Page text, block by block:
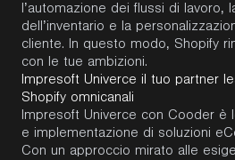
l’automazione dei flussi di lavoro,
dell’inventario e la
cliente. In questo modo, Shopify
con le tue ambizioni.
Impresoft Univerce il tuo partner
Shopify omnicanali
Impresoft Univerce con Cooder è
e implementazione di soluzioni
Con un approccio mirato alle